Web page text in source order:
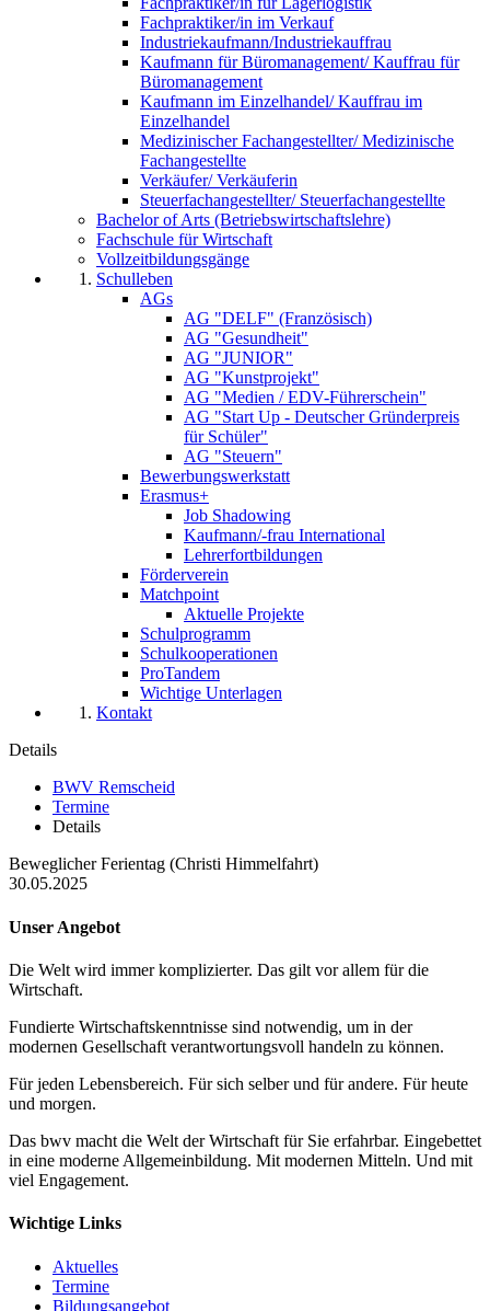
Fachpraktiker/in im Verkauf
Industriekaufmann/Industriekauffrau
Kaufmann für Büromanagement/ Kauffrau für
Büromanagement
Kaufmann im Einzelhandel/ Kauffrau im
Einzelhandel
Medizinischer Fachangestellter/ Medizinische
Fachangestellte
Verkäufer/ Verkäuferin
Steuerfachangestellter/ Steuerfachangestellte
Bachelor of Arts (Betriebswirtschaftslehre)
Fachschule für Wirtschaft
Vollzeitbildungsgänge
Schulleben
AGs
AG "DELF" (Französisch)
AG "Gesundheit"
AG "JUNIOR"
AG "Kunstprojekt"
AG "Medien / EDV-Führerschein"
AG "Start Up - Deutscher Gründerpreis
für Schüler"
AG "Steuern"
Bewerbungswerkstatt
Erasmus+
Job Shadowing
Kaufmann/-frau International
Lehrerfortbildungen
Förderverein
Matchpoint
Aktuelle Projekte
Schulprogramm
Schulkooperationen
ProTandem
Wichtige Unterlagen
Kontakt
Details
BWV Remscheid
Termine
Details
Beweglicher Ferientag (Christi Himmelfahrt)
30.05.2025
Unser Angebot
Die Welt wird immer komplizierter. Das gilt vor allem für die
Wirtschaft.
Fundierte Wirtschaftskenntnisse sind notwendig, um in der
modernen Gesellschaft verantwortungsvoll handeln zu können.
Für jeden Lebensbereich. Für sich selber und für andere. Für heute
und morgen.
Das bwv macht die Welt der Wirtschaft für Sie erfahrbar. Eingebettet
in eine moderne Allgemeinbildung. Mit modernen Mitteln. Und mit
viel Engagement.
Wichtige Links
Aktuelles
Termine
Bildungsangebot